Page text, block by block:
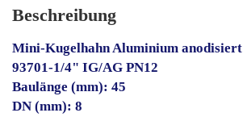
Beschreibung
Mini-Kugelhahn Aluminium anodisiert
93701-1/4" IG/AG PN12
Baulänge (mm): 45
DN (mm): 8